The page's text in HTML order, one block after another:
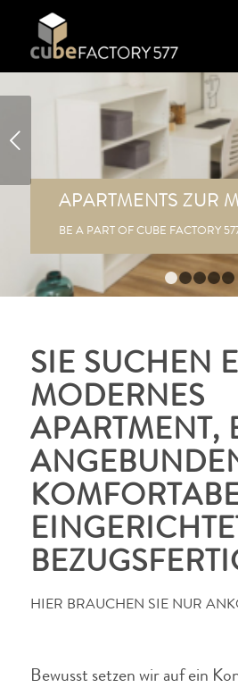
APARTMENTS ZUR
BE A PART OF CUBE FACTORY
SIE SUCHEN
MODERNES
APARTMENT,
HIER BRAUCHEN SIE NUR
Bewusst setzen wir auf ein